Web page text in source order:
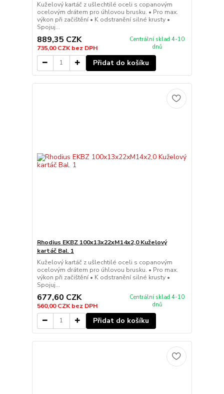
Kuželový kartáč z ušlechtilé oceli s copanovým
ocelovým drátem pro úhlovou brusku. • Pro max.
výkon při začištění • K odstranění silné krusty •
Spojuj...
889,35 CZK
735,00 CZKbez DPH
Centrální sklad 4-10
dnů
Přidat do košíku
Rhodius EKBZ 100x13x22xM14x2,0 Kuželový
kartáč Bal. 1
Kuželový kartáč z ušlechtilé oceli s copanovým
ocelovým drátem pro úhlovou brusku. • Pro max.
výkon při začištění • K odstranění silné krusty •
Spojuj...
677,60 CZK
560,00 CZKbez DPH
Centrální sklad 4-10
dnů
Přidat do košíku